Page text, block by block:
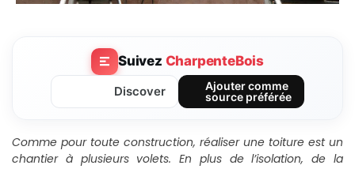
Suivez CharpenteBois
Discover
Ajouter comme
source préférée
Comme pour toute construction, réaliser une toiture est un
chantier à plusieurs volets. En plus de l’isolation, de la